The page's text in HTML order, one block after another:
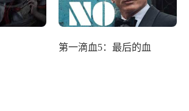
第一滴血5：最后的血